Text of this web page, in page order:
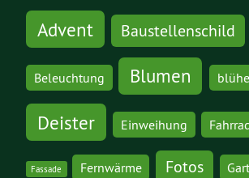
Advent
Baustellenschild
Beleuchtung Blumen
Deister Einweihung
Fassade Fernwärme Fotos